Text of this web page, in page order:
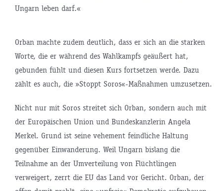
Ungarn leben darf.«
Orban machte zudem deutlich, dass er sich an die starken
Worte, die er während des Wahlkampfs geäußert hat,
gebunden fühlt und diesen Kurs fortsetzen werde. Dazu
zählt es auch, die »Stoppt Soros«-Maßnahmen umzusetzen.
Nicht nur mit Soros streitet sich Orban, sondern auch mit
der Europäischen Union und Bundeskanzlerin Angela
Merkel. Grund ist seine vehement feindliche Haltung
gegenüber Einwanderung. Weil Ungarn bislang die
Teilnahme an der Umverteilung von Flüchtlingen
verweigert, zerrt die EU das Land vor Gericht. Orban, der